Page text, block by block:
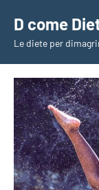
contenuto
D come
Le diete per